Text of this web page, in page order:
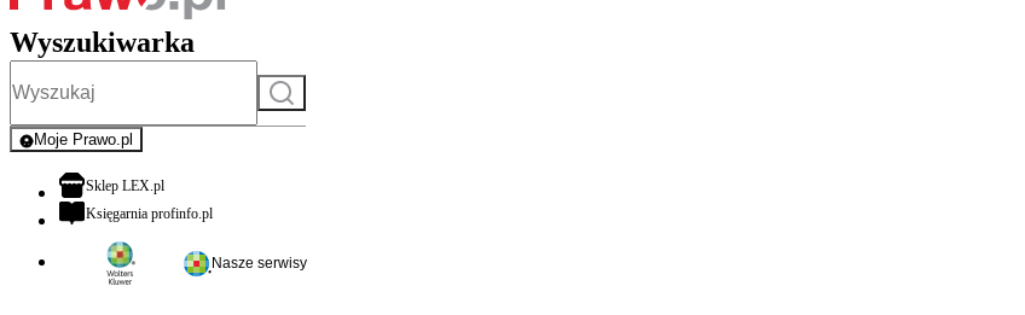
Wyszukiwarka
Szukaj
Moje Prawo.pl
- rejestracja i logowanie do serwisu
Sklep LEX.plotwiera się w nowej karcie
Księgarnia profinfo.plotwiera się w nowej karcie
Nasze serwisy